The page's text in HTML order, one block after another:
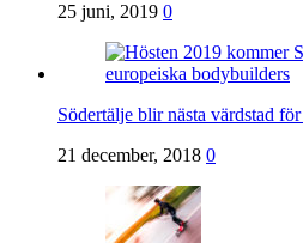
25 juni, 2019 0
Södertälje blir nästa värdstad
21 december, 2018 0